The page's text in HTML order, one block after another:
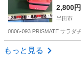
2,800円
半田市
0806-093 PRISMATE サラダ
愛知 半田市
もっと見る